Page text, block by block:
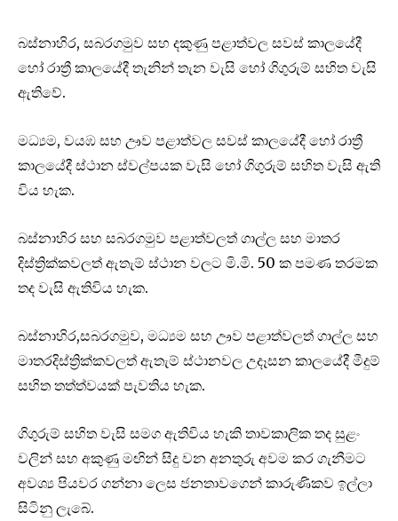
බස්නාහිර, සබරගමුව සහ දකුණු පළාත්වල සවස් කාලයේදී
හෝ රාත්‍රී කාලයේදී තැනින් තැන වැසි හෝ ගිගුරුම් සහිත වැසි
ඇතිවේ.
මධ්‍යම, වයඹ සහ ඌව පළාත්වල සවස් කාලයේදී හෝ රාත්‍රී
කාලයේදී ස්ථාන ස්වල්පයක වැසි හෝ ගිගුරුම් සහිත වැසි ඇති
විය හැක.
බස්නාහිර සහ සබරගමුව පළාත්වලත් ගාල්ල සහ මාතර
දිස්ත්‍රික්කවලත් ඇතැම් ස්ථාන වලට මි.මි. 50 ක පමණ තරමක
තද වැසි ඇතිවිය හැක.
බස්නාහිර,සබරගමුව, මධ්‍යම සහ ඌව පළාත්වලත් ගාල්ල සහ
මාතරදිස්ත්‍රික්කවලත් ඇතැම් ස්ථානවල උදෑසන කාලයේදී මීදුම්
සහිත තත්ත්වයක් පැවතිය හැක.
ගිගුරුම් සහිත වැසි සමග ඇතිවිය හැකි තාවකාලික තද සුළං
වලින් සහ අකුණු මඟින් සිදු වන අනතුරු අවම කර ගැනීමට
අවශ්‍ය පියවර ගන්නා ලෙස ජනතාවගෙන් කාරුණිකව ඉල්ලා
සිටිනු ලැබේ.